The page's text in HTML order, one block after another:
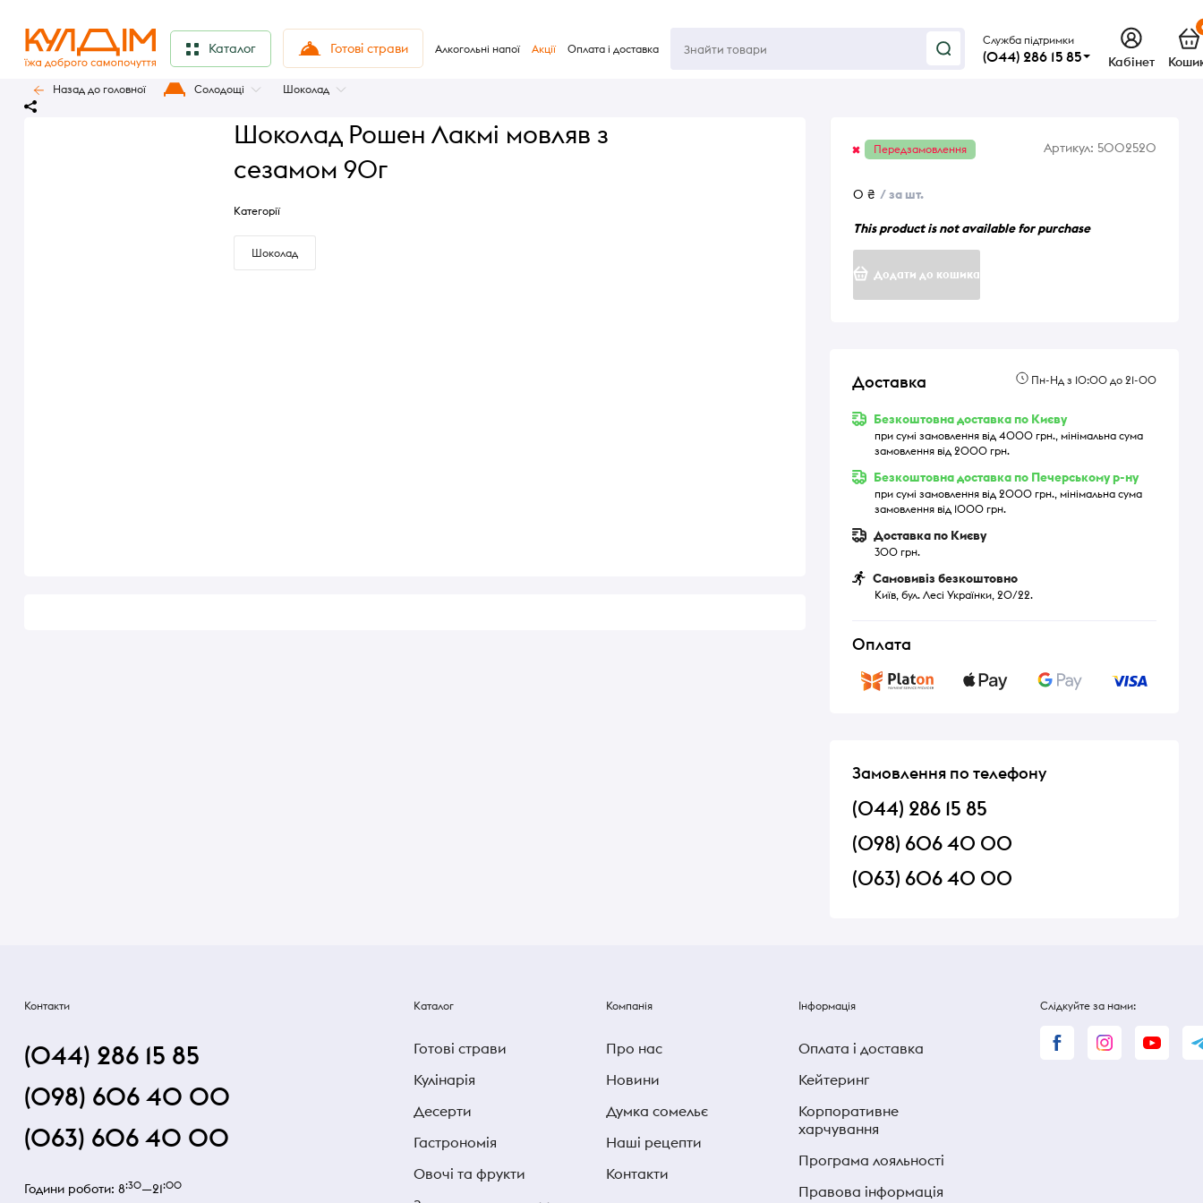
Каталог Готові страви Алкогольні напої Акції Оплата і доставка
Служба підтримки
(044) 286 15 85 Кабінет
Назад до головної Солодощі Шоколад
Шоколад Рошен Лакмі мовляв з
сезамом 90г
Категорії
Шоколад
Передзамовлення Артикул: 5002520
0 ₴ / за шт.
This product is not available for purchase
Додати до кошика
Доставка Пн-Нд з 10:00 до 21-00
Безкоштовна доставка по Києву
при сумі замовлення від 4000 грн., мінімальна сума
замовлення від 2000 грн.
Безкоштовна доставка по Печерському р-ну
при сумі замовлення від 2000 грн., мінімальна сума
замовлення від 1000 грн.
Доставка по Києву
300 грн.
Самовивіз безкоштовно
Київ, бул. Лесі Українки, 20/22.
Оплата
Замовлення по телефону
(044) 286 15 85
(098) 606 40 00
(063) 606 40 00
Контакти
(044) 286 15 85
(098) 606 40 00
(063) 606 40 00
Години роботи: 8:30—21:00
Каталог
Готові страви
Кулінарія
Десерти
Гастрономія
Овочі та фрукти
Компанія
Про нас
Новини
Думка сомельє
Наші рецепти
Контакти
Інформація
Оплата і доставка
Кейтеринг
Корпоративне
харчування
Програма лояльності
Правова інформація
Слідкуйте за нами: